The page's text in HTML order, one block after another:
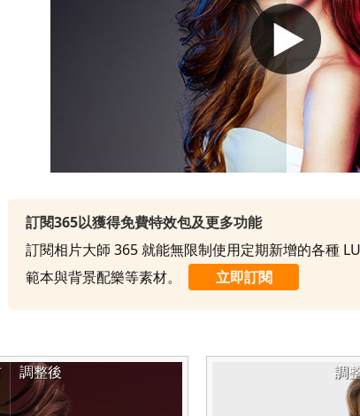
訂閱365以獲得免費特效包及更多功能
訂閱相片大師 365 就能無限制使用定期新增的各種
範本與背景配樂等素材。
立即訂閱
調整後 調